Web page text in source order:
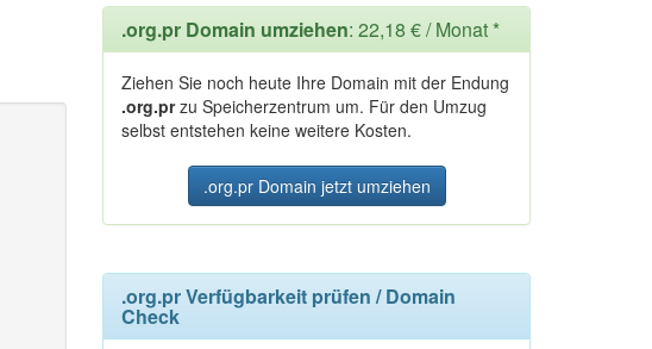
.org.pr Domain umziehen: 22,18 € / Monat *
Ziehen Sie noch heute Ihre Domain mit der Endung
.org.przu Speicherzentrum um. Für den Umzug
selbst entstehen keine weitere Kosten.
.org.pr Domain jetzt umziehen
.org.pr Verfügbarkeit prüfen / Domain
Check